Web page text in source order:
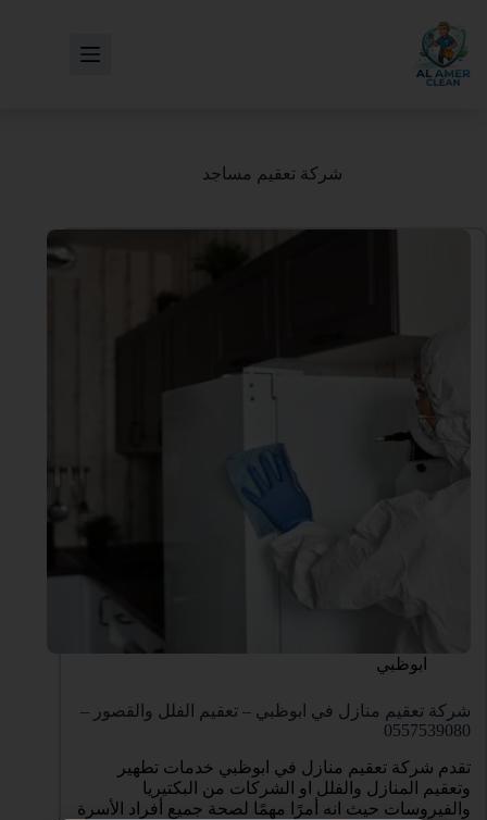
شركة تعقيم مساجد
ابوظبي
شركة تعقيم منازل في ابوظبي – تعقيم الفلل والقصور –
0557539080
تقدم شركة تعقيم منازل في ابوظبي خدمات تطهير
وتعقيم المنازل والفلل او الشركات من البكتيريا
والفيروسات حيث انه أمرًا مهمًا لصحة جميع أفراد الأسرة